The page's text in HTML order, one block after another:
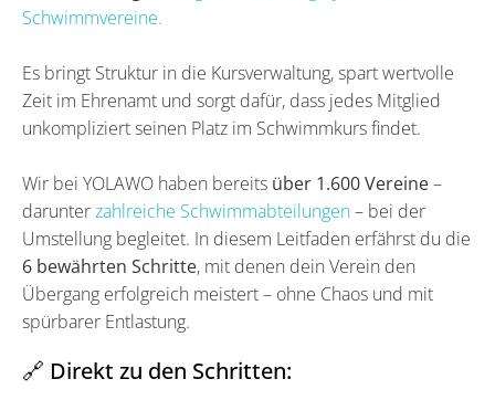
Schwimmvereine.
Es bringt Struktur in die Kursverwaltung, spart wertvolle
Zeit im Ehrenamt und sorgt dafür, dass jedes Mitglied
unkompliziert seinen Platz im Schwimmkurs findet.
Wir bei YOLAWO haben bereits über 1.600 Vereine–
darunterzahlreiche Schwimmabteilungen– bei der
Umstellung begleitet. In diesem Leitfaden erfährst du die
6 bewährten Schritte, mit denen dein Verein den
Übergang erfolgreich meistert – ohne Chaos und mit
spürbarer Entlastung.
🔗 Direkt zu den Schritten: